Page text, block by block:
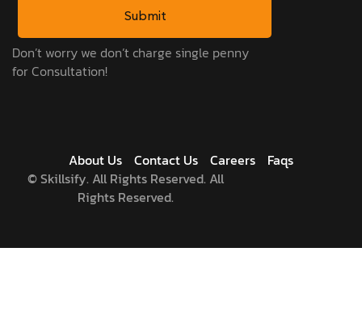
Submit
Don’t worry we don’t charge single penny
for Consultation!
©Skillsify. All Rights Reserved. All
Rights Reserved.
About Us Contact Us Careers Faqs